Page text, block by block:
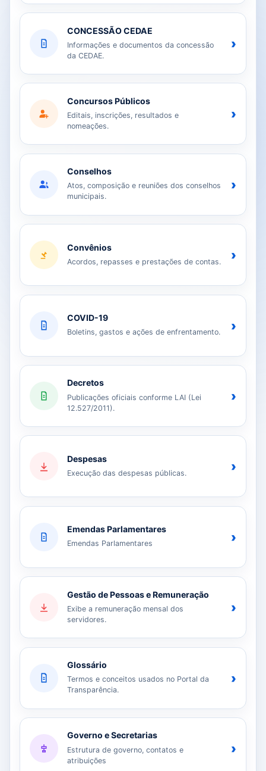
CONCESSÃO CEDAE
Informações e documentos da concessão
da CEDAE.
›
Concursos Públicos
Editais, inscrições, resultados e
nomeações.
›
Conselhos
Atos, composição e reuniões dos conselhos
municipais.
›
Convênios
Acordos, repasses e prestações de contas. ›
COVID-19
Boletins, gastos e ações de enfrentamento. ›
Decretos
Publicações oficiais conforme LAI (Lei
12.527/2011).
›
Despesas
Execução das despesas públicas. ›
Emendas Parlamentares
Emendas Parlamentares ›
Gestão de Pessoas e Remuneração
Exibe a remuneração mensal dos
servidores.
›
Glossário
Termos e conceitos usados no Portal da
Transparência.
›
Governo e Secretarias
Estrutura de governo, contatos e
atribuições
›